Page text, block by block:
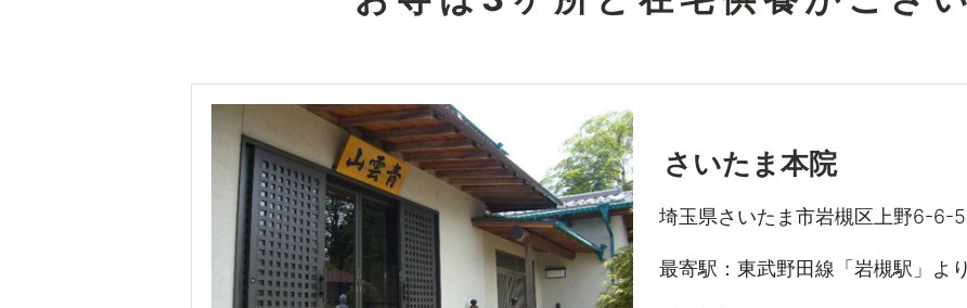
さいたま本院
埼玉県さいたま市岩槻区上野6-6-5
最寄駅：東武野田線「岩槻駅」よ